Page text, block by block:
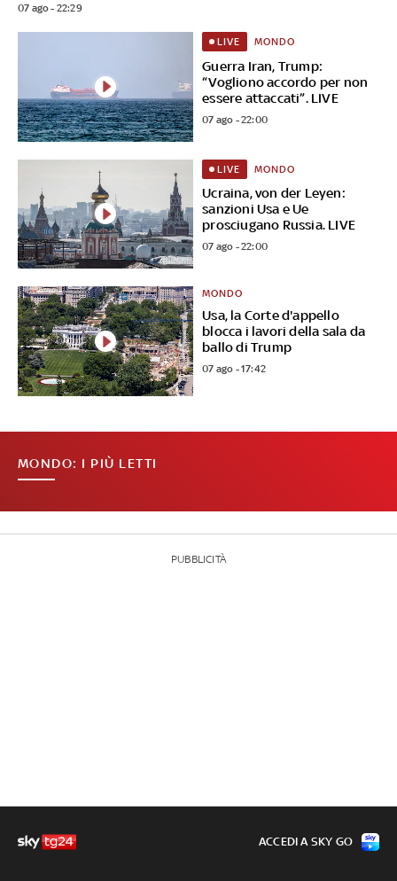
07 ago - 22:29
Guerra Iran, Trump:
“Vogliono accordo per non
essere attaccati”. LIVE
LIVE MONDO
07 ago - 22:00
Ucraina, von der Leyen:
sanzioni Usa e Ue
prosciugano Russia. LIVE
LIVE MONDO
07 ago - 22:00
Usa, la Corte d'appello
blocca i lavori della sala da
ballo di Trump
MONDO
07 ago - 17:42
MONDO: I PIÙ LETTI
PUBBLICITÀ
ACCEDI A SKY GO